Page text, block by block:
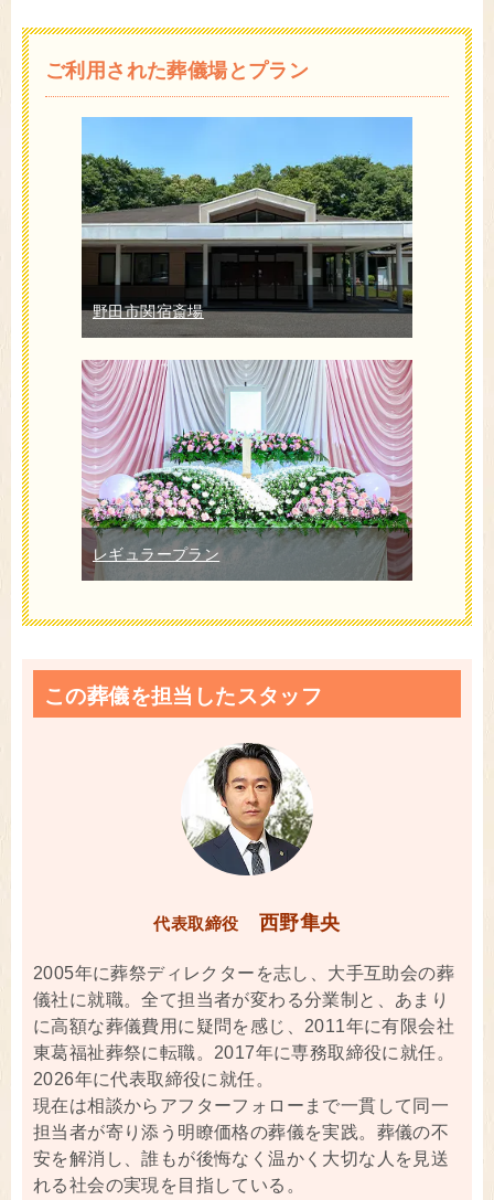
ご利用された葬儀場とプラン
野田市関宿斎場
レギュラープラン
この葬儀を担当したスタッフ
代表取締役 西野隼央
2005年に葬祭ディレクターを志し、大手互助会の葬
儀社に就職。全て担当者が変わる分業制と、あまり
に高額な葬儀費用に疑問を感じ、2011年に有限会社
東葛福祉葬祭に転職。2017年に専務取締役に就任。
2026年に代表取締役に就任。
現在は相談からアフターフォローまで一貫して同一
担当者が寄り添う明瞭価格の葬儀を実践。葬儀の不
安を解消し、誰もが後悔なく温かく大切な人を見送
れる社会の実現を目指している。